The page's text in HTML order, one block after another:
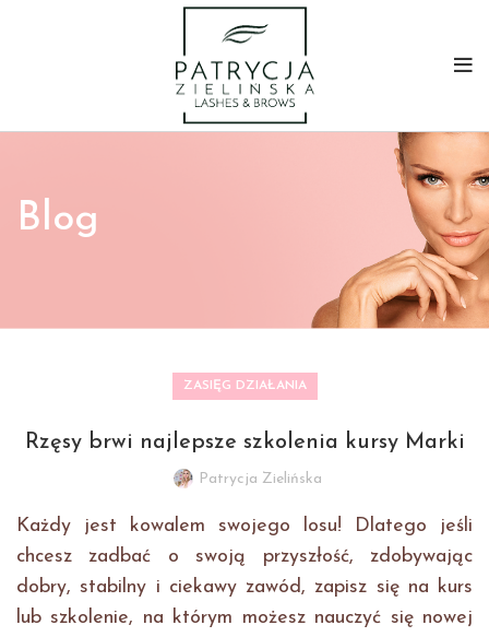
Blog
ZASIĘG DZIAŁANIA
Rzęsy brwi najlepsze szkolenia kursy Marki
Patrycja Zielińska
Każdy jest kowalem swojego losu! Dlatego jeśli
chcesz zadbać o swoją przyszłość, zdobywając
dobry, stabilny i ciekawy zawód, zapisz się na kurs
lub szkolenie, na którym możesz nauczyć się nowej